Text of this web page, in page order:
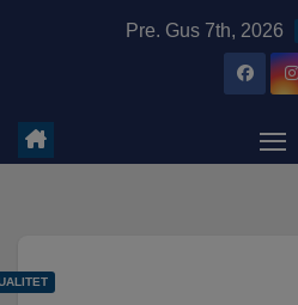
Pre. Gus 7th, 2026